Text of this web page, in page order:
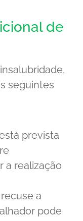
de
seguintes
prevista
a realização
a
pode